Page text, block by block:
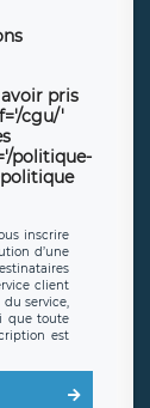
pris
cgu/'
politique-
inscrire
d’une
client
service,
que toute
est
. Les
pouvez